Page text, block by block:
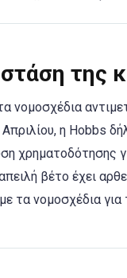
της
νομοσχέδια
η Hobbs
χρηματοδότησης
βέτο έχει
τα νομοσχέδια για